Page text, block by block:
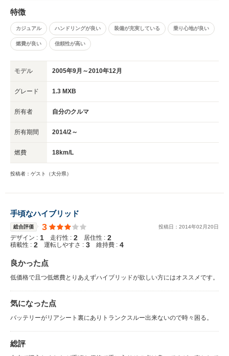
特徴
カジュアル ハンドリングが良い 装備が充実している 乗り心地が良い
燃費が良い 信頼性が高い
モデル 2005年9月～2010年12月
グレード 1.3 MXB
所有者 自分のクルマ
所有期間 2014/2～
燃費 18km/L
投稿者：ゲスト（大分県）
手頃なハイブリッド
総合評価 3 投稿日： 2014年02 月20日
デザイン : 1 走行性 : 2 居住性 : 2
積載性 : 2 運転しやすさ : 3 維持費 : 4
良かった点
低価格で且つ低燃費とりあえずハイブリッドが欲しい方にはオススメです。
気になった点
バッテリーがリアシート裏にありトランクスルー出来ないので時々困る。
総評